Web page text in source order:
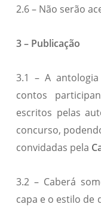
2.6 – Não serão
3 – Publicação
3.1 – A
contos
escritos pelas
concurso,
convidadas pela
3.2 – Caberá
capa e o estilo de